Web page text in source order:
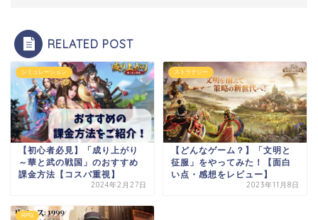
RELATED POST
シミュレーション
【初心者必見】「成り上がり
～華と武の戦国」のおすすめ
課金方法【コスパ重視】
2024年2月27日
ストラテジー
【どんなゲーム？】「文明と
征服」をやってみた！【面白
い点・感想をレビュー】
2023年11月8日
RPG